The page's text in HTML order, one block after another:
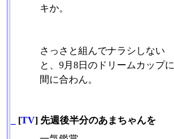
キか。
さっさと組んでナラシしない
と、9月8日のドリームカップに
間に合わん。
[TV] 先週後半分のあまちゃんを